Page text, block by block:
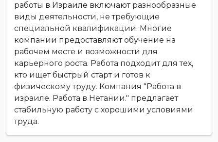
работы в Израиле включают разнообразные
виды деятельности, не требующие
специальной квалификации. Многие
компании предоставляют обучение на
рабочем месте и возможности для
карьерного роста. Работа подходит для тех,
кто ищет быстрый старт и готов к
физическому труду. Компания "Работа в
израиле. Работа в Нетании." предлагает
стабильную работу с хорошими условиями
труда.